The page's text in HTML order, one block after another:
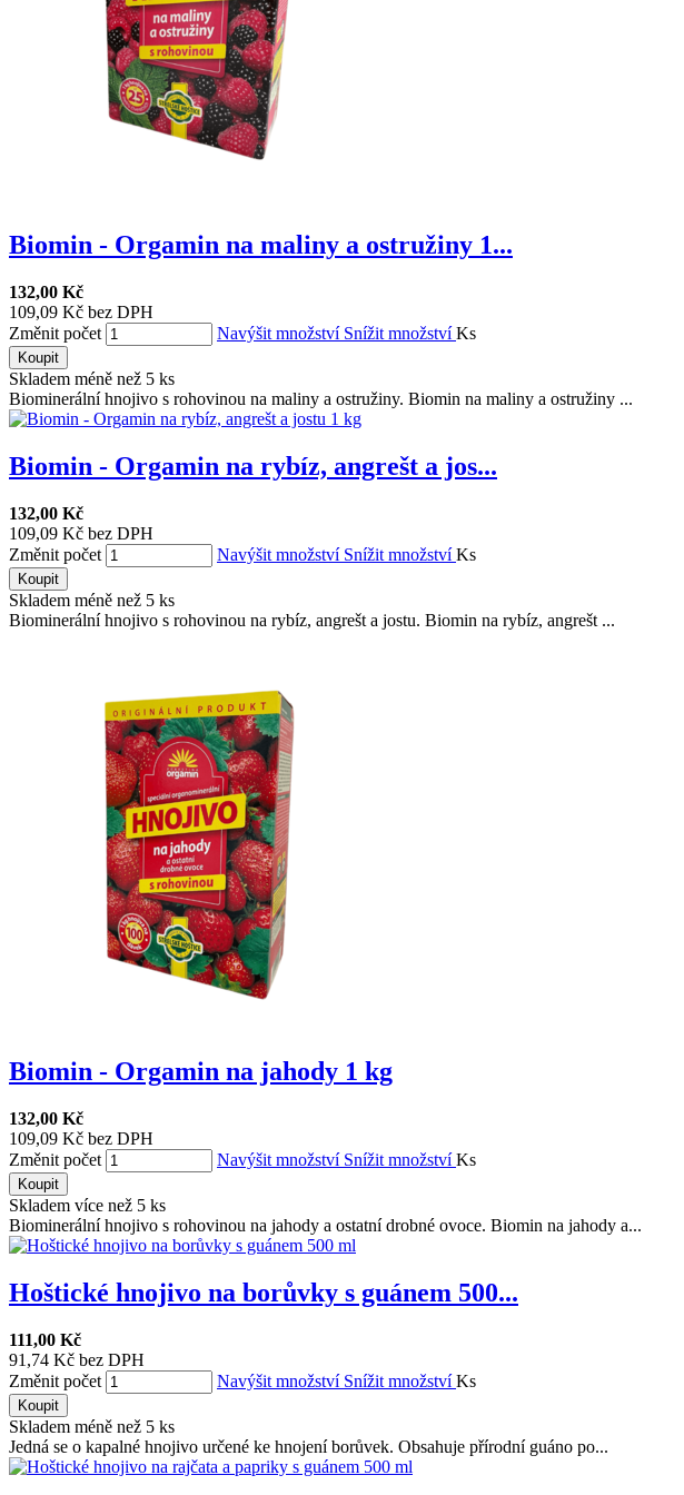
Biomin - Orgamin na maliny a ostružiny 1...
132,00 Kč
109,09 Kč bez DPH
Změnit počet
Navýšit množství Snížit množstvíKs
Koupit
Skladem méně než 5 ks
Biominerální hnojivo s rohovinou na maliny a ostružiny. Biomin na maliny a ostružiny ...
Biomin - Orgamin na rybíz, angrešt a jos...
132,00 Kč
109,09 Kč bez DPH
Změnit počet
Navýšit množství Snížit množstvíKs
Koupit
Skladem méně než 5 ks
Biominerální hnojivo s rohovinou na rybíz, angrešt a jostu. Biomin na rybíz, angrešt ...
Biomin - Orgamin na jahody 1 kg
132,00 Kč
109,09 Kč bez DPH
Změnit počet
Navýšit množství Snížit množstvíKs
Koupit
Skladem více než 5 ks
Biominerální hnojivo s rohovinou na jahody a ostatní drobné ovoce. Biomin na jahody a...
Hoštické hnojivo na borůvky s guánem 500...
111,00 Kč
91,74 Kč bez DPH
Změnit počet
Navýšit množství Snížit množstvíKs
Koupit
Skladem méně než 5 ks
Jedná se o kapalné hnojivo určené ke hnojení borůvek. Obsahuje přírodní guáno po...